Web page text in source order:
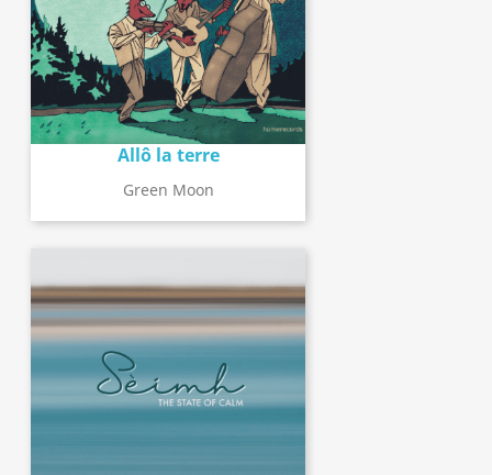
Allô la terre
Green Moon